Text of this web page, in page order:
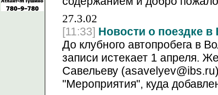
27.3.02
[11:33] Новости о поездке
До клубного автопробега в
записи истекает 1 апреля.
Савельеву
"Мероприятия", куда